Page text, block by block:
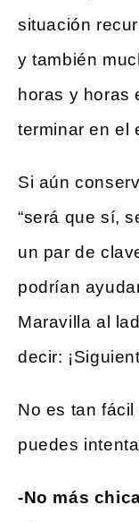
situación
y también
horas y horas
terminar en el
Si aún
“será que sí,
un par de
podrían
Maravilla al
decir:
No es tan
puedes
-No más